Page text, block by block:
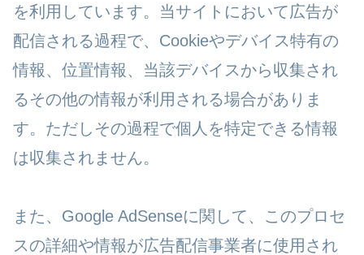
を利用しています。当サイトにおいて広告が
配信される過程で、Cookieやデバイス特有の
情報、位置情報、当該デバイスから収集され
るその他の情報が利用される場合がありま
す。ただしその過程で個人を特定できる情報
は収集されません。
また、Google AdSenseに関して、このプロセ
スの詳細や情報が広告配信事業者に使用され